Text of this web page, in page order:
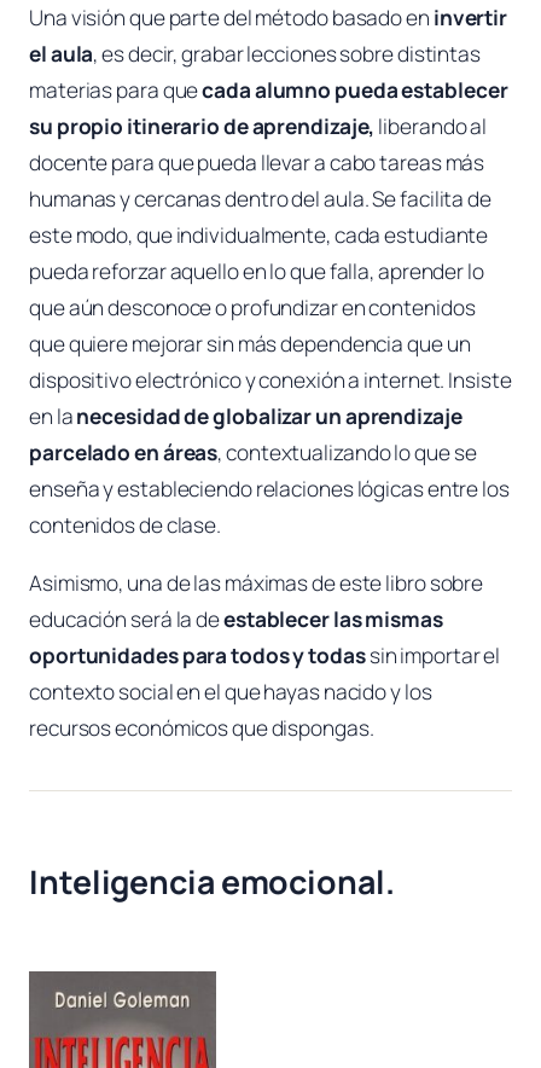
Una visión que parte del método basado en invertir
el aula, es decir, grabar lecciones sobre distintas
materias para quecada alumno pueda establecer
su propio itinerario de aprendizaje, liberando al
docente para que pueda llevar a cabo tareas más
humanas y cercanas dentro del aula. Se facilita de
este modo, que individualmente, cada estudiante
pueda reforzar aquello en lo que falla, aprender lo
que aún desconoce o profundizar en contenidos
que quiere mejorar sin más dependencia que un
dispositivo electrónico y conexión a internet. Insiste
en lanecesidad de globalizar un aprendizaje
parcelado en áreas, contextualizando lo que se
enseña y estableciendo relaciones lógicas entre los
contenidos de clase.
Asimismo, una de las máximas de este libro sobre
educación será la deestablecer las mismas
oportunidades para todos y todassin importar el
contexto social en el que hayas nacido y los
recursos económicos que dispongas.
Inteligencia emocional.